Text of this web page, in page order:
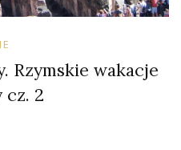
Rzymskie wakacje
cz. 2